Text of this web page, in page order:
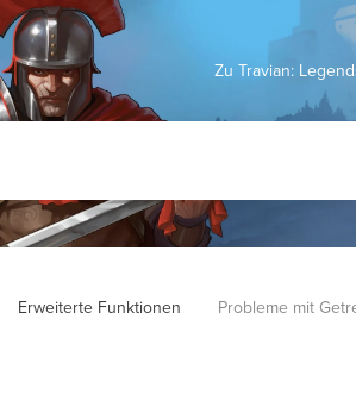
Zu Travian:
Erweiterte Funktionen Probleme mit